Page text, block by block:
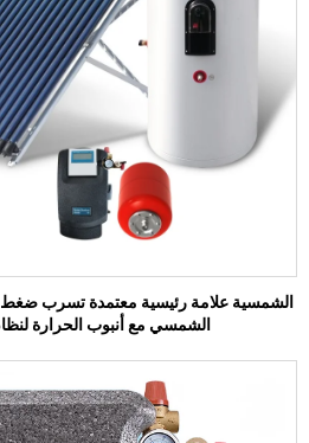
الشمسية علامة رئيسية معتمدة تسرب ضغط
الشمسي مع أنبوب الحرارة